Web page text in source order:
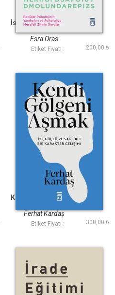
İstediğim İnsan Olma
Esra Oras
Etiket Fiyatı : 200,00 ₺
Kendi Gölgeni Aşmak
Ferhat Kardaş
Etiket Fiyatı : 300,00 ₺